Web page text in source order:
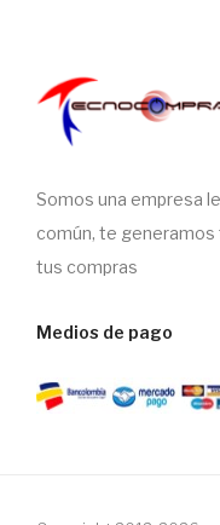
Somos una empresa
común, te
tus compras
Medios de pago